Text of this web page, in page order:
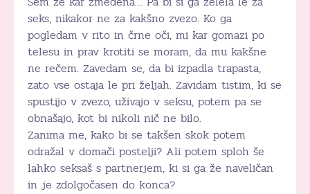
seks, nikakor ne za kakšno zvezo. Ko ga
pogledam v rito in črne oči, mi kar gomazi po
telesu in prav krotiti se moram, da mu kakšne
ne rečem. Zavedam se, da bi izpadla trapasta,
zato vse ostaja le pri željah. Zavidam tistim, ki se
spustijo v zvezo, uživajo v seksu, potem pa se
obnašajo, kot bi nikoli nič ne bilo.
Zanima me, kako bi se takšen skok potem
odražal v domači postelji? Ali potem sploh še
lahko seksaš s partnerjem, ki si ga že naveličan
in je zdolgočasen do konca?